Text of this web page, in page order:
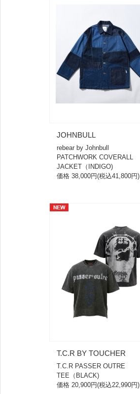
JOHNBULL
rebear by Johnbull
PATCHWORK COVERALL
JACKET（INDIGO)
価格 38,000円(税込41,800円)
T.C.R BY TOUCHER
T.C.R PASSER OUTRE
TEE（BLACK)
価格 20,900円(税込22,990円)